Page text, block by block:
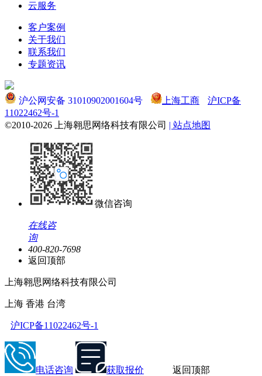
云服务
客户案例
关于我们
联系我们
专题资讯
沪公网安备 31010902001604号 上海工商
沪ICP备
11022462号-1
©2010-2026 上海翱思网络科技有限公司 | 站点地图
微信咨询
在线咨
询
400-820-7698
返回顶部
上海翱思网络科技有限公司
上海 香港 台湾
沪ICP备11022462号-1
电话咨询 获取报价 返回顶部